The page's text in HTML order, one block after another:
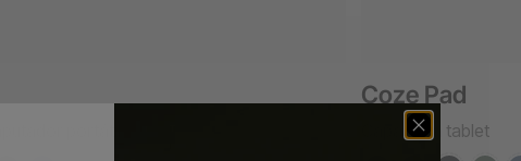
Coze Pad
Capa para tablet